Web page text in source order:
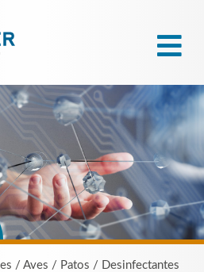
/ Aves / Patos / Desinfectantes